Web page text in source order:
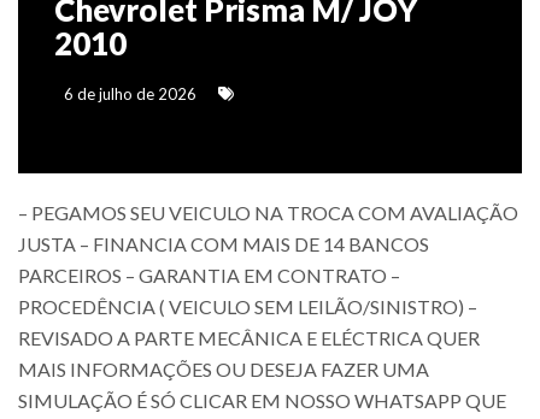
Chevrolet Prisma M/ JOY
2010
6 de julho de 2026
– PEGAMOS SEU VEICULO NA TROCA COM AVALIAÇÃO
JUSTA – FINANCIA COM MAIS DE 14 BANCOS
PARCEIROS – GARANTIA EM CONTRATO –
PROCEDÊNCIA ( VEICULO SEM LEILÃO/SINISTRO) –
REVISADO A PARTE MECÂNICA E ELÉCTRICA QUER
MAIS INFORMAÇÕES OU DESEJA FAZER UMA
SIMULAÇÃO É SÓ CLICAR EM NOSSO WHATSAPP QUE